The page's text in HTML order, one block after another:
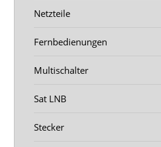
Netzteile
Fernbedienungen
Multischalter
Sat LNB
Stecker